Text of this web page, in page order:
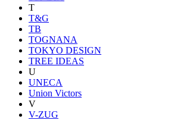
T
T&G
TB
TOGNANA
TOKYO DESIGN
TREE IDEAS
U
UNECA
Union Victors
V
V-ZUG